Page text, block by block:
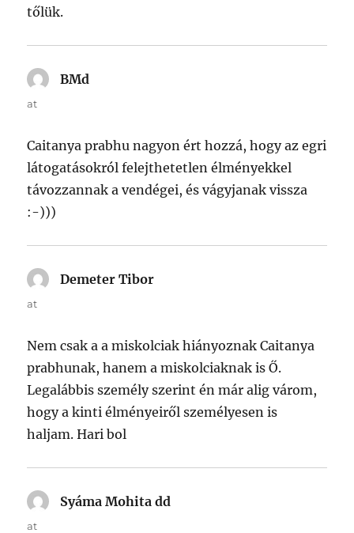
tőlük.
BMd
at
Caitanya prabhu nagyon ért hozzá, hogy az egri
látogatásokról felejthetetlen élményekkel
távozzannak a vendégei, és vágyjanak vissza
:-)))
Demeter Tibor
at
Nem csak a a miskolciak hiányoznak Caitanya
prabhunak, hanem a miskolciaknak is Ő.
Legalábbis személy szerint én már alig várom,
hogy a kinti élményeiről személyesen is
haljam. Hari bol
Syáma Mohita dd
at